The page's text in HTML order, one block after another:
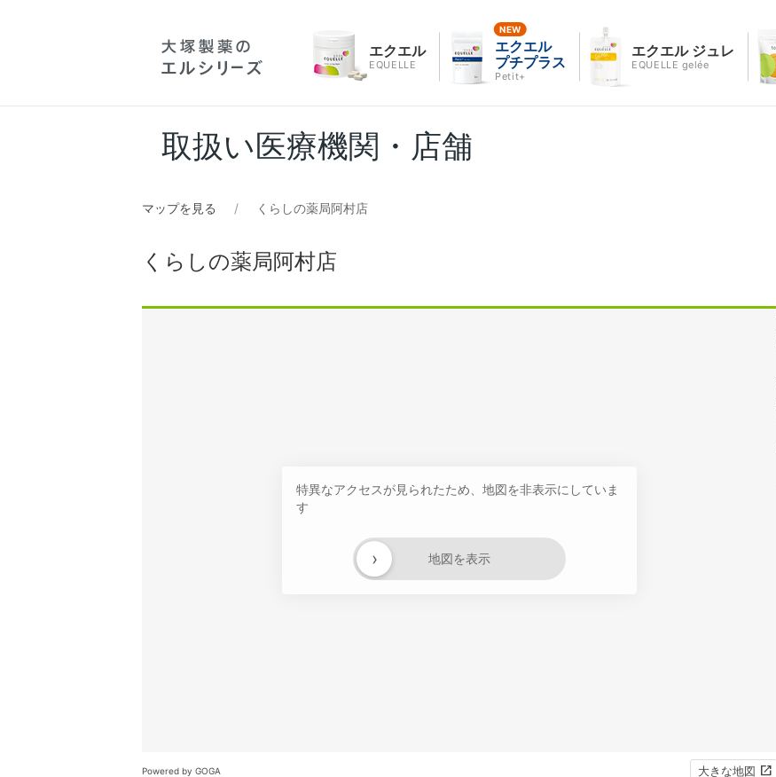
エクエル
EQUELLE
エクエル
プチプラス
Petit+
エクエル ジュレ
EQUELLE gelée
取扱い医療機関・店舗
マップを見る くらしの薬局阿村店
くらしの薬局阿村店
特異なアクセスが見られたため、地図を非表示にしていま
す
地図を表示
›
Powered by GOGA 大きな地図